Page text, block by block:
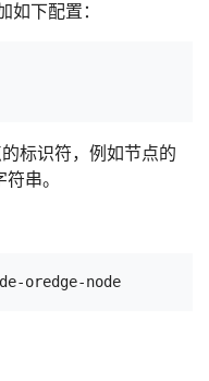
如下配置：
标识符，例如节点的
串。